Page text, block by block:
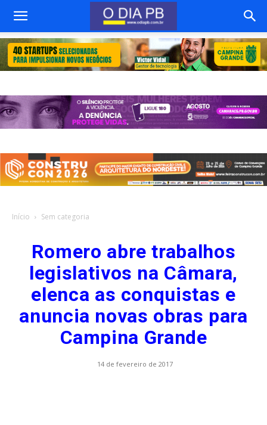
Início Sem categoria
Romero abre trabalhos
legislativos na Câmara,
elenca as conquistas e
anuncia novas obras para
Campina Grande
14 de fevereiro de 2017